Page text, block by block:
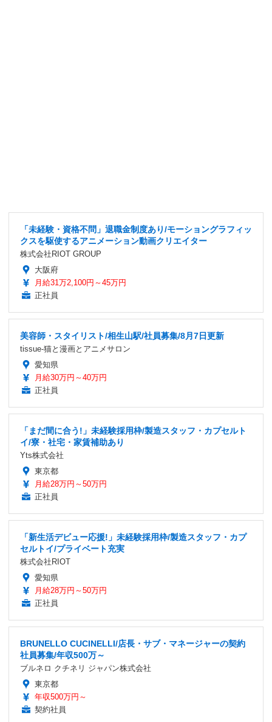
「未経験・資格不問」退職金制度あり/モーショングラフィッ
クスを駆使するアニメーション動画クリエイター
株式会社RIOT GROUP
大阪府
月給31万2,100円～45万円
正社員
美容師・スタイリスト/相生山駅/社員募集/8月7日更新
tissue-猫と漫画とアニメサロン
愛知県
月給30万円～40万円
正社員
「まだ間に合う!」未経験採用枠/製造スタッフ・カプセルト
イ/寮・社宅・家賃補助あり
Yts株式会社
東京都
月給28万円～50万円
正社員
「新生活デビュー応援!」未経験採用枠/製造スタッフ・カプ
セルトイ/プライベート充実
株式会社RIOT
愛知県
月給28万円～50万円
正社員
BRUNELLO CUCINELLI/店長・サブ・マネージャーの契約
社員募集/年収500万～
ブルネロ クチネリ ジャパン株式会社
東京都
年収500万円～
契約社員